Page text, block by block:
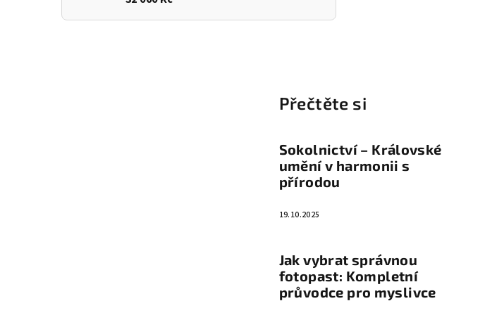
Přečtěte si
Sokolnictví – Královské
umění v harmonii s
přírodou
19.10.2025
Jak vybrat správnou
fotopast: Kompletní
průvodce pro myslivce